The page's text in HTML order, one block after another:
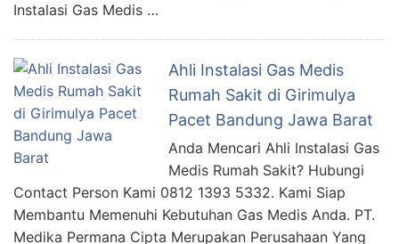
Instalasi Gas Medis …
Ahli Instalasi Gas Medis
Rumah Sakit di Girimulya
Pacet Bandung Jawa Barat
Anda Mencari Ahli Instalasi Gas
Medis Rumah Sakit? Hubungi
Contact Person Kami 0812 1393 5332. Kami Siap
Membantu Memenuhi Kebutuhan Gas Medis Anda. PT.
Medika Permana Cipta Merupakan Perusahaan Yang